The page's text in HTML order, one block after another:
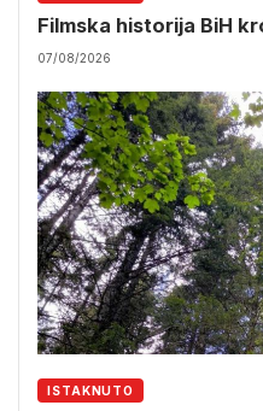
Filmska historija BiH
07/08/2026
ISTAKNUTO